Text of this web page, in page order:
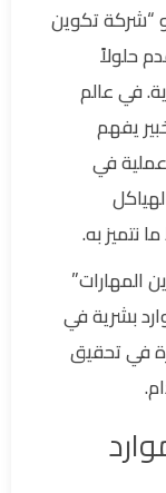
“شركة تكوين
حلولاً
في عالم
يفهم
في
نتميز به.
المهارات”
بشرية في
في تحقيق